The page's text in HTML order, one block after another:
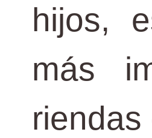
hijos,
más